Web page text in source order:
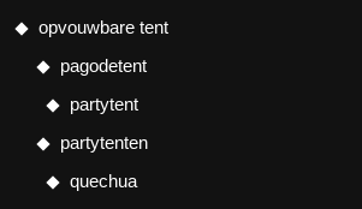
opvouwbare tent
pagodetent
partytent
partytenten
quechua